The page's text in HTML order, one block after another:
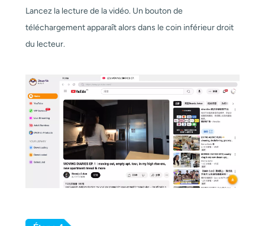
Lancez la lecture de la vidéo. Un bouton de
téléchargement apparaît alors dans le coin inférieur droit
du lecteur.